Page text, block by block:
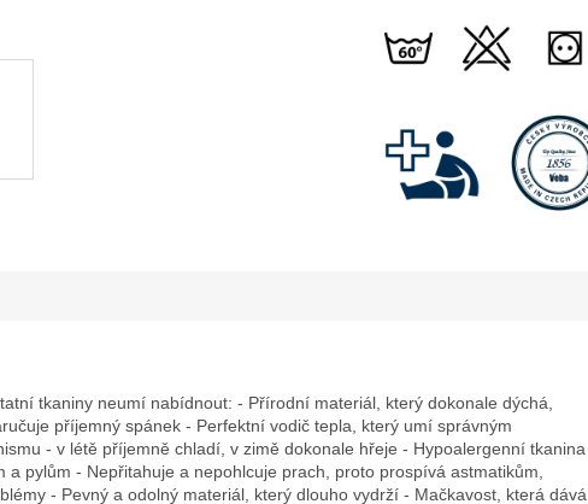
tkaniny neumí nabídnout: - Přírodní materiál, který dokonale dýchá,
příjemný spánek - Perfektní vodič tepla, který umí správným
- v létě příjemně chladí, v zimě dokonale hřeje - Hypoalergenní tkanina
pylům - Nepřitahuje a nepohlcuje prach, proto prospívá astmatikům,
- Pevný a odolný materiál, který dlouho vydrží - Mačkavost, která dává